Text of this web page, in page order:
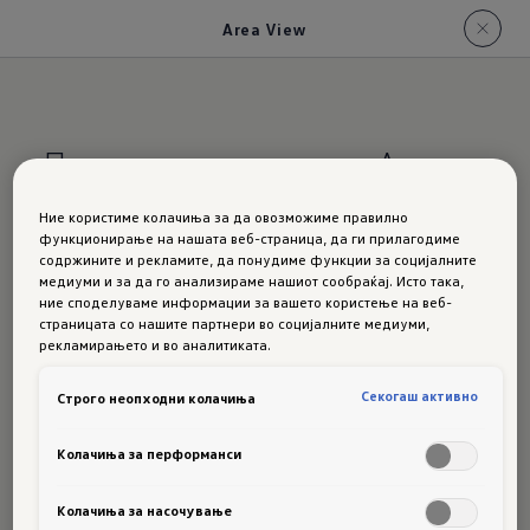
Area View
Приказ на околината „Area
Запреглед наоколу.
Маневрирање во прометниот центар на
градот, во катната гаража или на непрооден
возач на автомобил би можел да ви биде
опционалниот приказ на околината "Area
View" добивате четири камери кои ја снимаат
Ние користиме колачиња за да овозможиме правилно
функционирање на нашата веб-страница, да ги прилагодиме
содржините и рекламите, да понудиме функции за социјалните
медиуми и за да го анализираме нашиот сообраќај. Исто така,
ние споделуваме информации за вашето користење на веб-
страницата со нашите партнери во социјалните медиуми,
рекламирањето и во аналитиката.
Строго неопходни колачиња Секогаш активно
Колачиња за перформанси
Колачиња за насочување